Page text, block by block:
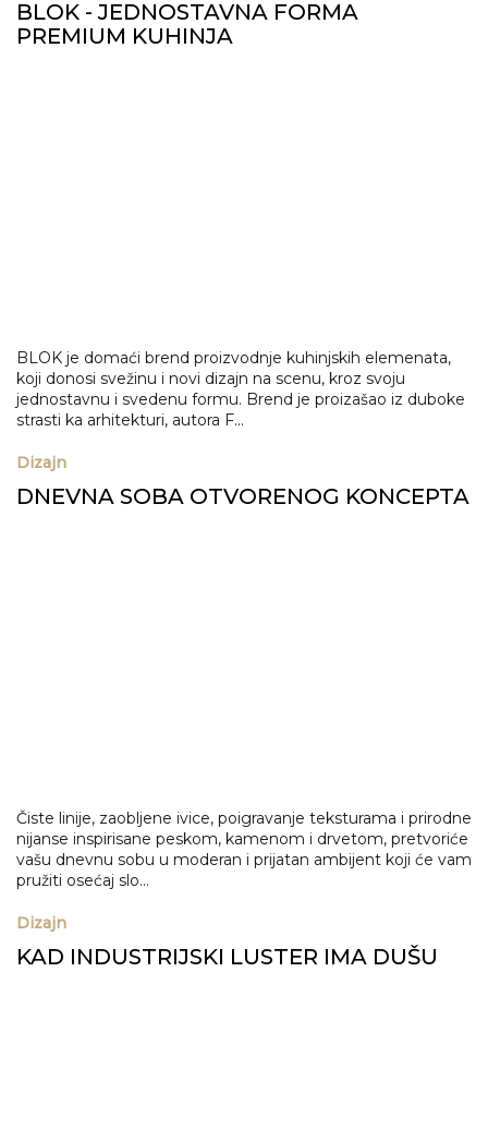
BLOK - JEDNOSTAVNA FORMA
PREMIUM KUHINJA
BLOK je domaći brend proizvodnje kuhinjskih elemenata,
koji donosi svežinu i novi dizajn na scenu, kroz svoju
jednostavnu i svedenu formu. Brend je proizašao iz duboke
strasti ka arhitekturi, autora F...
Dizajn
DNEVNA SOBA OTVORENOG KONCEPTA
Čiste linije, zaobljene ivice, poigravanje teksturama i prirodne
nijanse inspirisane peskom, kamenom i drvetom, pretvoriće
vašu dnevnu sobu u moderan i prijatan ambijent koji će vam
pružiti osećaj slo...
Dizajn
KAD INDUSTRIJSKI LUSTER IMA DUŠU